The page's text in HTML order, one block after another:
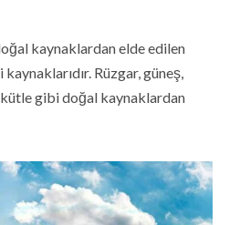
kaynaklardan elde edilen
Rüzgar, güneş,
gibi doğal kaynaklardan